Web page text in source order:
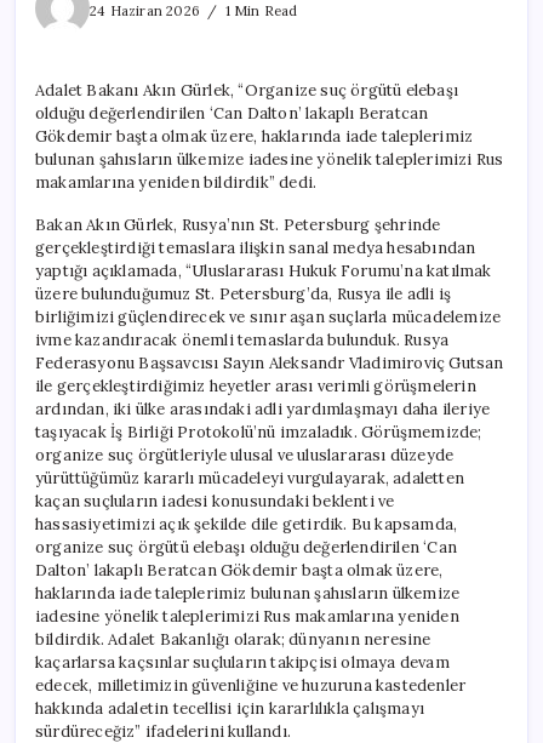
24 Haziran 2026
1 Min Read
başta
olmak
üzere
iade
taleplerimizi
makamlarına
bildirdik
için
Adalet Bakanı Akın Gürlek, “Organize suç örgütü elebaşı
olduğu değerlendirilen ‘Can Dalton’ lakaplı Beratcan
Gökdemir başta olmak üzere, haklarında iade taleplerimiz
bulunan şahısların ülkemize iadesine yönelik taleplerimizi Rus
makamlarına yeniden bildirdik” dedi.
Bakan Akın Gürlek, Rusya’nın St. Petersburg şehrinde
gerçekleştirdiği temaslara ilişkin sanal medya hesabından
yaptığı açıklamada, “Uluslararası Hukuk Forumu’na katılmak
üzere bulunduğumuz St. Petersburg’da, Rusya ile adli iş
birliğimizi güçlendirecek ve sınır aşan suçlarla mücadelemize
ivme kazandıracak önemli temaslarda bulunduk. Rusya
Federasyonu Başsavcısı Sayın Aleksandr Vladimiroviç Gutsan
ile gerçekleştirdiğimiz heyetler arası verimli görüşmelerin
ardından, iki ülke arasındaki adli yardımlaşmayı daha ileriye
taşıyacak İş Birliği Protokolü’nü imzaladık. Görüşmemizde;
organize suç örgütleriyle ulusal ve uluslararası düzeyde
yürüttüğümüz kararlı mücadeleyi vurgulayarak, adaletten
kaçan suçluların iadesi konusundaki beklenti ve
hassasiyetimizi açık şekilde dile getirdik. Bu kapsamda,
organize suç örgütü elebaşı olduğu değerlendirilen ‘Can
Dalton’ lakaplı Beratcan Gökdemir başta olmak üzere,
haklarında iade taleplerimiz bulunan şahısların ülkemize
iadesine yönelik taleplerimizi Rus makamlarına yeniden
bildirdik. Adalet Bakanlığı olarak; dünyanın neresine
kaçarlarsa kaçsınlar suçluların takipçisi olmaya devam
edecek, milletimizin güvenliğine ve huzuruna kastedenler
hakkında adaletin tecellisi için kararlılıkla çalışmayı
sürdüreceğiz” ifadelerini kullandı.